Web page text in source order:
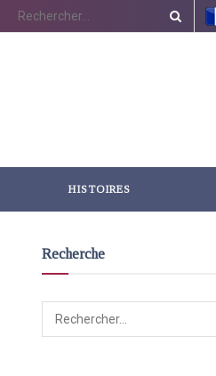
HISTOIRES
Recherche